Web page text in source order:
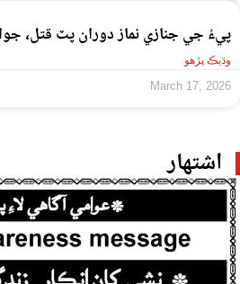
پيءُ جي جنازي نماز دوران پٽ قتل،
وڌيڪ پڙهو
March 17, 2026
اشتهار